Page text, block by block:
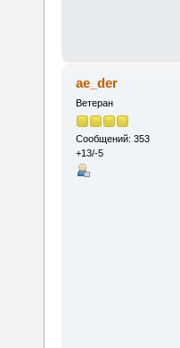
ae_der
Ветеран
Сообщений: 353
+13/-5